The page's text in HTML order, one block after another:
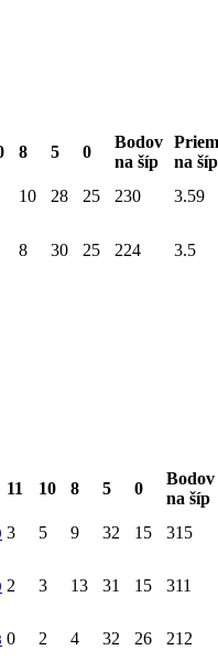
8 5 0
Bodov
na šíp
na šíp
10 28 25 230
3.59
8 30 25 224 3.5
11 10 8 5 0
Bodov
na šíp
3 5 9 32 15 315
2 3 13 31 15 311
0 2 4 32 26 212